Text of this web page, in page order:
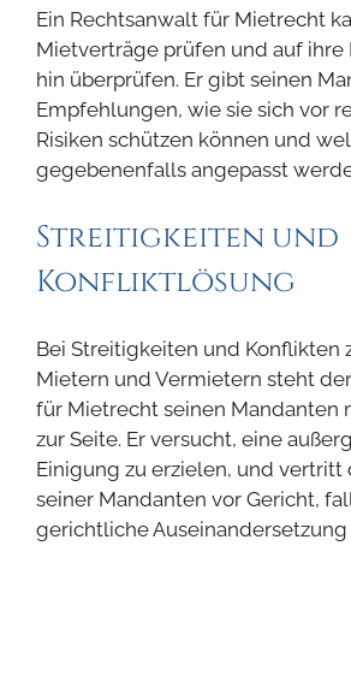
Ein Rechtsanwalt für Mietrecht
Mietverträge prüfen und auf ihre
hin überprüfen. Er gibt seinen
Empfehlungen, wie sie sich vor
Risiken schützen können und
gegebenenfalls angepasst
Streitigkeiten und
Konfliktlösung
Bei Streitigkeiten und Konflikten
Mietern und Vermietern steht
für Mietrecht seinen Mandanten
zur Seite. Er versucht, eine
Einigung zu erzielen, und vertritt
seiner Mandanten vor Gericht,
gerichtliche